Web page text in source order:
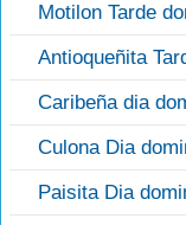
Motilon Tarde
Antioqueñita
Caribeña dia
Culona Dia
Paisita Dia